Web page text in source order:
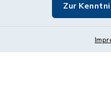
Zur